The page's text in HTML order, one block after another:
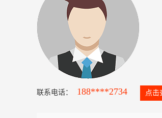
联系电话： 188****2734 点击